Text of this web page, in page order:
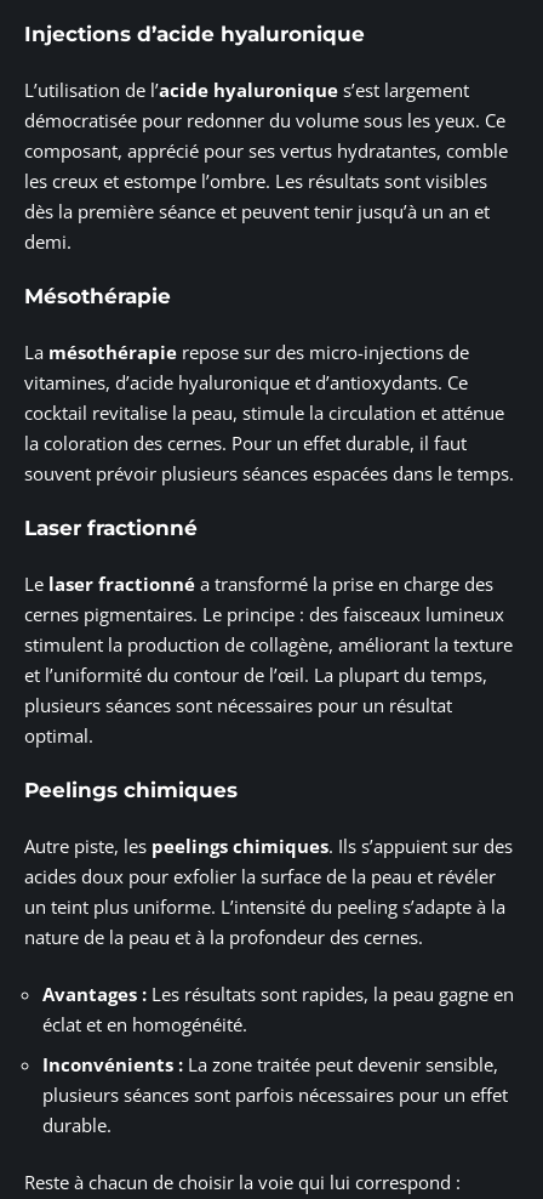
Injections d’acide hyaluronique
L’utilisation de l’acide hyaluronique s’est largement
démocratisée pour redonner du volume sous les yeux. Ce
composant, apprécié pour ses vertus hydratantes, comble
les creux et estompe l’ombre. Les résultats sont visibles
dès la première séance et peuvent tenir jusqu’à un an et
demi.
Mésothérapie
La mésothérapie repose sur des micro-injections de
vitamines, d’acide hyaluronique et d’antioxydants. Ce
cocktail revitalise la peau, stimule la circulation et atténue
la coloration des cernes. Pour un effet durable, il faut
souvent prévoir plusieurs séances espacées dans le temps.
Laser fractionné
Le laser fractionné a transformé la prise en charge des
cernes pigmentaires. Le principe : des faisceaux lumineux
stimulent la production de collagène, améliorant la texture
et l’uniformité du contour de l’œil. La plupart du temps,
plusieurs séances sont nécessaires pour un résultat
optimal.
Peelings chimiques
Autre piste, les peelings chimiques. Ils s’appuient sur des
acides doux pour exfolier la surface de la peau et révéler
un teint plus uniforme. L’intensité du peeling s’adapte à la
nature de la peau et à la profondeur des cernes.
Avantages : Les résultats sont rapides, la peau gagne en
éclat et en homogénéité.
Inconvénients : La zone traitée peut devenir sensible,
plusieurs séances sont parfois nécessaires pour un effet
durable.
Reste à chacun de choisir la voie qui lui correspond :